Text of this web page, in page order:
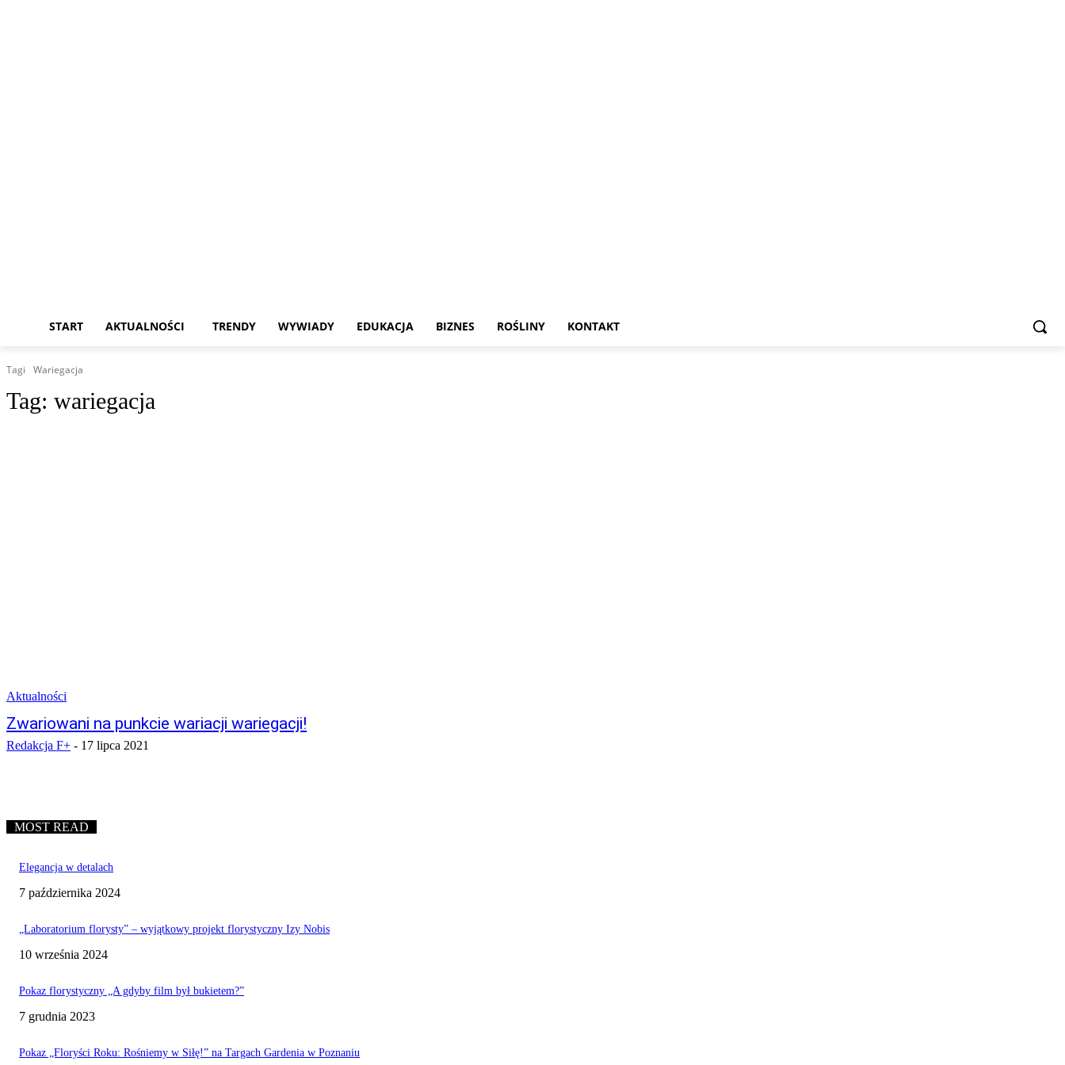
START AKTUALNOŚCI TRENDY WYWIADY EDUKACJA BIZNES ROŚLINY KONTAKT
Tagi Wariegacja
Tag: wariegacja
Aktualności
Zwariowani na punkcie wariacji wariegacji!
Redakcja F+ - 17 lipca 2021
MOST READ
Elegancja w detalach
7 października 2024
„Laboratorium florysty” – wyjątkowy projekt florystyczny Izy Nobis
10 września 2024
Pokaz florystyczny „A gdyby film był bukietem?”
7 grudnia 2023
Pokaz „Floryści Roku: Rośniemy w Siłę!” na Targach Gardenia w Poznaniu